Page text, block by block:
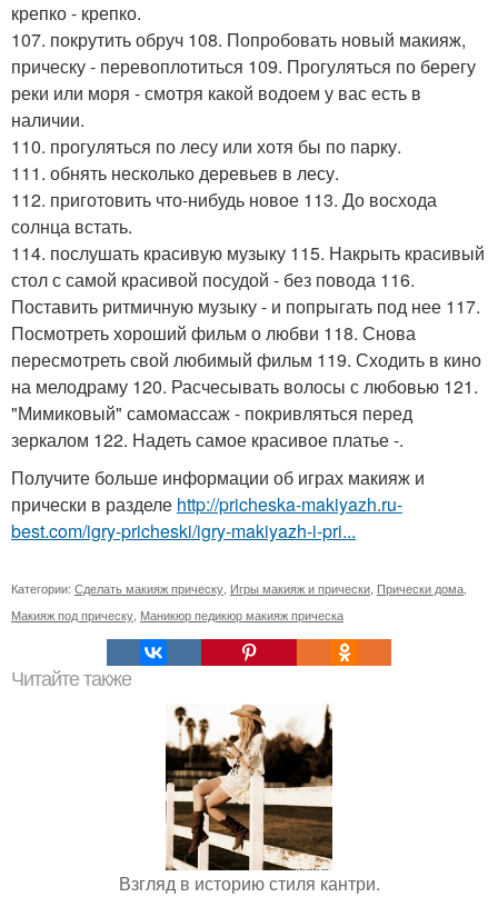
крепко - крепко.
107. покрутить обруч 108. Попробовать новый макияж,
прическу - перевоплотиться 109. Прогуляться по берегу
реки или моря - смотря какой водоем у вас есть в
наличии.
110. прогуляться по лесу или хотя бы по парку.
111. обнять несколько деревьев в лесу.
112. приготовить что-нибудь новое 113. До восхода
солнца встать.
114. послушать красивую музыку 115. Накрыть красивый
стол с самой красивой посудой - без повода 116.
Поставить ритмичную музыку - и попрыгать под нее 117.
Посмотреть хороший фильм о любви 118. Снова
пересмотреть свой любимый фильм 119. Сходить в кино
на мелодраму 120. Расчесывать волосы с любовью 121.
"Мимиковый" самомассаж - покривляться перед
зеркалом 122. Надеть самое красивое платье -.
Получите больше информации об играх макияж и
прически в разделе http://pricheska-makiyazh.ru-
best.com/igry-pricheski/igry-makiyazh-i-pri...
Категории: Сделать макияж прическу Игры макияж и прически Прически дома
Макияж под прическу Маникюр педикюр макияж прическа
Читайте также
Взгляд в историю стиля кантри.